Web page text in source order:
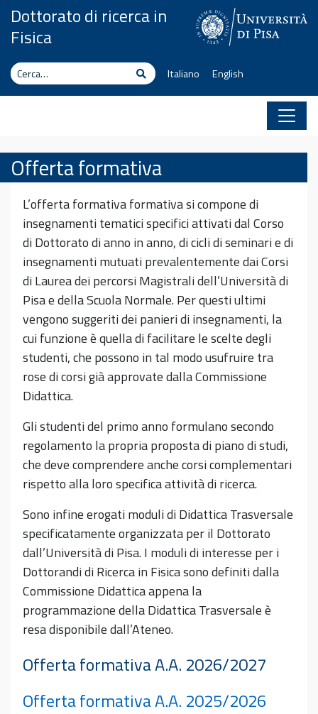
Vai al contenuto
Dottorato di ricerca in
Fisica
Cerca CercaItaliano English
Offerta formativa
L’offerta formativa formativa si compone di
insegnamenti tematici specifici attivati dal Corso
di Dottorato di anno in anno, di cicli di seminari e di
insegnamenti mutuati prevalentemente dai Corsi
di Laurea dei percorsi Magistrali dell’Università di
Pisa e della Scuola Normale. Per questi ultimi
vengono suggeriti dei panieri di insegnamenti, la
cui funzione è quella di facilitare le scelte degli
studenti, che possono in tal modo usufruire tra
rose di corsi già approvate dalla Commissione
Didattica.
Gli studenti del primo anno formulano secondo
regolamento la propria proposta di piano di studi,
che deve comprendere anche corsi complementari
rispetto alla loro specifica attività di ricerca.
Sono infine erogati moduli di Didattica Trasversale
specificatamente organizzata per il Dottorato
dall’Università di Pisa. I moduli di interesse per i
Dottorandi di Ricerca in Fisica sono definiti dalla
Commissione Didattica appena la
programmazione della Didattica Trasversale è
resa disponibile dall’Ateneo.
Offerta formativa A.A. 2026/2027
Offerta formativa A.A. 2025/2026